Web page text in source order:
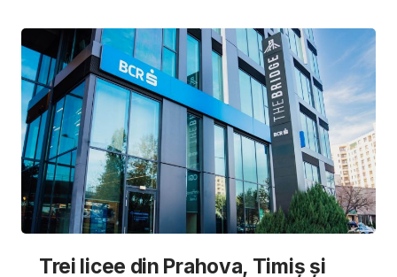
Trei licee din Prahova, Timiș și